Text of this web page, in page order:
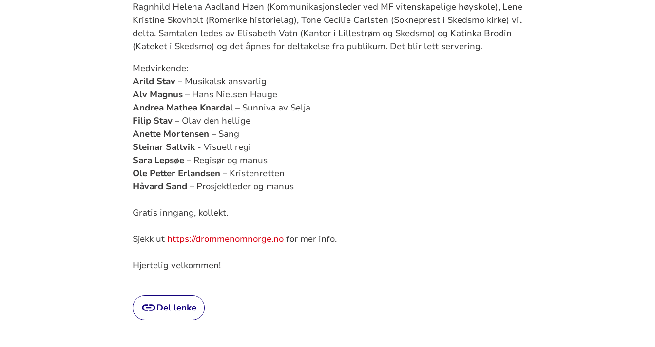
Ragnhild Helena Aadland Høen (Kommunikasjonsleder ved MF vitenskapelige høyskole), Lene
Kristine Skovholt (Romerike historielag), Tone Cecilie Carlsten (Sokneprest i Skedsmo kirke) vil
delta. Samtalen ledes av Elisabeth Vatn (Kantor i Lillestrøm og Skedsmo) og Katinka Brodin
(Kateket i Skedsmo) og det åpnes for deltakelse fra publikum. Det blir lett servering.
Medvirkende:
Arild Stav – Musikalsk ansvarlig
Alv Magnus – Hans Nielsen Hauge
Andrea Mathea Knardal – Sunniva av Selja
Filip Stav – Olav den hellige
Anette Mortensen – Sang
Steinar Saltvik - Visuell regi
Sara Lepsøe – Regisør og manus
Ole Petter Erlandsen – Kristenretten
Håvard Sand – Prosjektleder og manus
Gratis inngang, kollekt.
Sjekk ut https://drommenomnorge.no for mer info.
Hjertelig velkommen!
Del lenke